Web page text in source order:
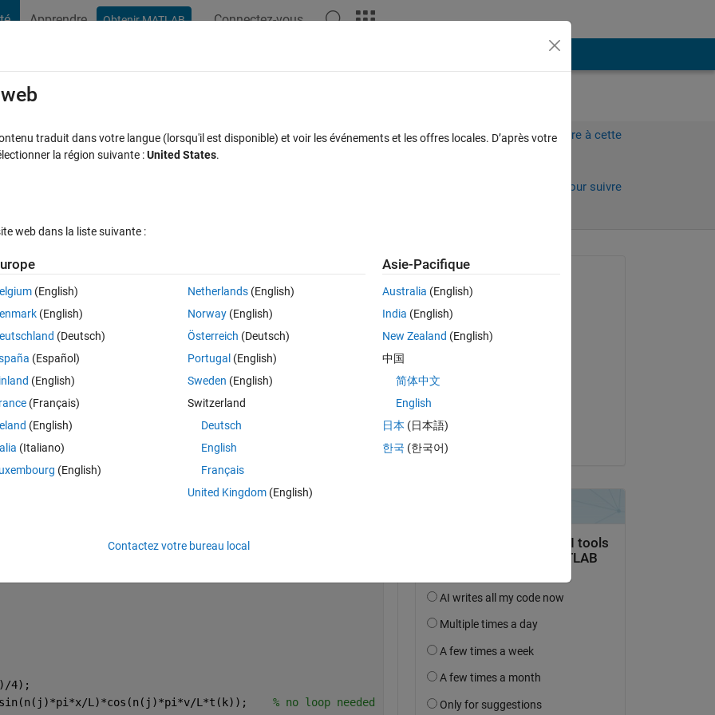
Apprendre Obtenir MATLAB Connectez-vous
Connectez-vous pour répondre à cette
Connectez-vous pour suivre
Afficher commentaires plus anciens
Ouvrir dans MATLAB Online
I get only one plot.
3, but i get only one plot for t=3.
4);
L)*cos(n(j)*pi*v/L*t(k));
% no loop needed
Andi
le 27 Jan 2022
le 27 Jan 2022
Acceptée :
traduit dans votre langue (lorsqu'il est disponible) et voir les événements et les offres locales. D’après votre
la région suivante :United States.
web dans la liste suivante :
(English)
(English)
(Deutsch)
(Español)
(English)
(Français)
(English)
(Italiano)
(English)
Netherlands(English)
Norway(English)
Österreich (Deutsch)
Portugal (English)
Sweden (English)
Switzerland
Deutsch
English
Français
United Kingdom(English)
Asie-Pacifique
Australia (English)
India (English)
New Zealand (English)
中国
简体中文
English
日本 (日本語)
한국 (한국어)
Contactez votre bureau local